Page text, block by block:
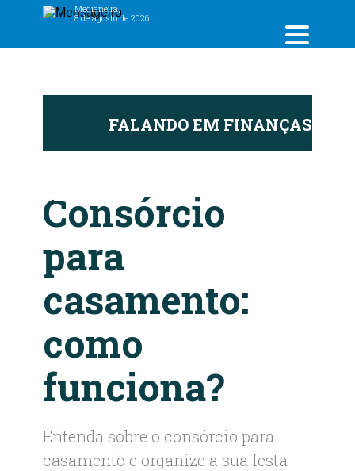
Medianeira,
8 de agosto de 2026
F
FALANDO EM FINANÇAS
Consórcio
para
casamento:
como
funciona?
Entenda sobre o consórcio para
casamento e organize a sua festa